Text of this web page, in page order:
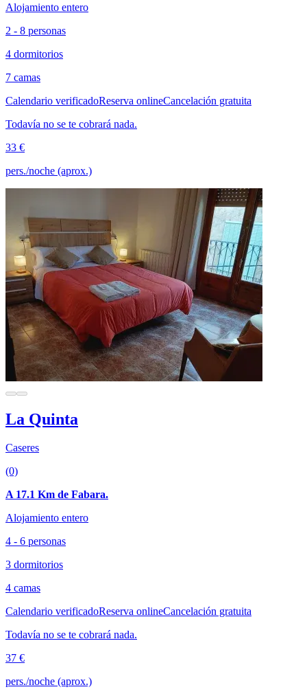
Alojamiento entero
2 - 8 personas
4 dormitorios
7 camas
Calendario verificadoReserva onlineCancelación gratuita
Todavía no se te cobrará nada.
33 €
pers./noche (aprox.)
La Quinta
Caseres
(0)
A 17.1 Km de Fabara.
Alojamiento entero
4 - 6 personas
3 dormitorios
4 camas
Calendario verificadoReserva onlineCancelación gratuita
Todavía no se te cobrará nada.
37 €
pers./noche (aprox.)